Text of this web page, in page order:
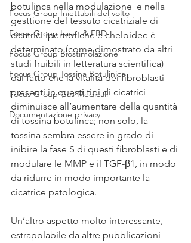
Focus Group Iniettabili del volto
Focus Group Laser & EBD
Focus Group Biostimolazione
Focus Group Tossina Botulinica
Focus Group Gas Medicali
Documentazione privacy
botulinca nella modulazione  e nella
gesttione del tessuto cicatriziale di
cicatrici ipertrofiche e cheloidee é
determinato (come dimostrato da altri
studi fruibili in letteratura scientifica)
dal fatto che la vitalità dei fibroblasti
presenti in questi tipi di cicatrici
diminuisce all’aumentare della quantità
di tossina botulinca; non solo, la
tossina sembra essere in grado di
inibire la fase S di questi fibroblasti e di
modulare le MMP e il TGF-β1, in modo
da ridurre in modo importante la
cicatrice patologica.
Un’altro aspetto molto interessante,
estrapolabile da altre pubblicazioni